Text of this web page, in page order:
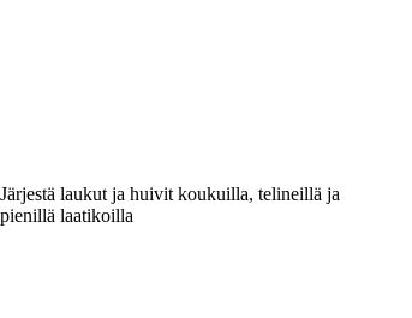
Järjestä laukut ja huivit koukuilla, telineillä ja
pienillä laatikoilla